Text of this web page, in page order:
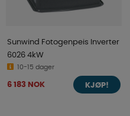
Sunwind Fotogenpeis Inverter
6026 4kW
10-15 dager
6 183 NOK KJØP!